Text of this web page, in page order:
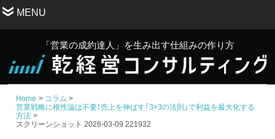
MENU
「営業の成約達人」を生み出す仕組みの作り方
Home
コラム
営業戦略に根性論は不要！売上を伸ばす「3×3の法則」で利益を最大化する
方法
スクリーンショット 2026-03-09 221932